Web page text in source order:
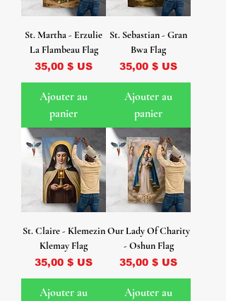
St. Martha - Erzulie
La Flambeau Flag
Prix
35,00 $ US
Ajouter au
panier
St. Sebastian - Gran
Bwa Flag
Prix
35,00 $ US
Ajouter au
panier
St. Claire - Klemezin
Klemay Flag
Prix
35,00 $ US
Ajouter au
Our Lady Of Charity
- Oshun Flag
Prix
35,00 $ US
Ajouter au